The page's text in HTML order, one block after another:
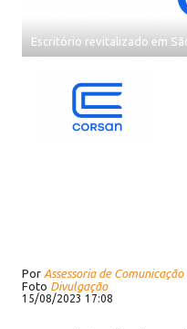
Escritório revitalizado em
Por Assessoria de Comunicação
Foto Divulgação
15/08/2023 17:08